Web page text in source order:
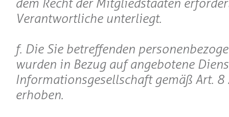
dem Recht der Mitgliedstaaten
Verantwortliche unterliegt.
f. Die Sie betreffenden
wurden in Bezug auf angebotene
Informationsgesellschaft gemäß Art. 8
erhoben.